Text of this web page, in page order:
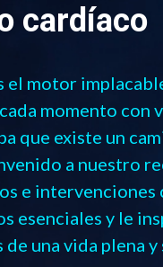
cardíaco
el motor
momento con
que existe un
a nuestro
e
esenciales y le
una vida plena